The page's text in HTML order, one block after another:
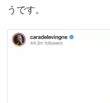
うです。